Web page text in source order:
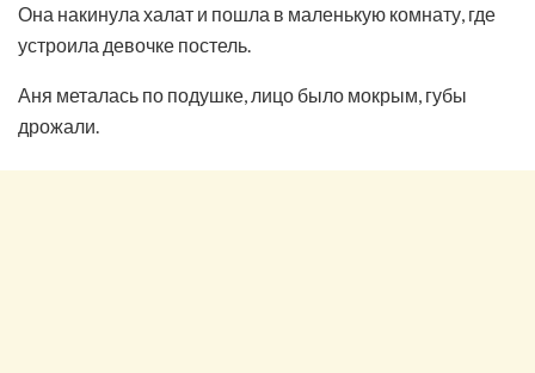
Она накинула халат и пошла в маленькую комнату, где
устроила девочке постель.
Аня металась по подушке, лицо было мокрым, губы
дрожали.